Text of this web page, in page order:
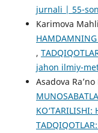
jurnali | 55-
Karimova
,
jahon ilmiy-
Asadova
KO‘TARILISHI: